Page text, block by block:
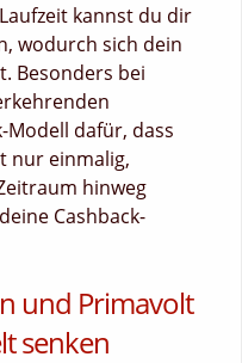
kannst du dir
wodurch sich dein
Besonders bei
Modell dafür, dass
nur einmalig,
hinweg
Cashback-
und Primavolt
senken